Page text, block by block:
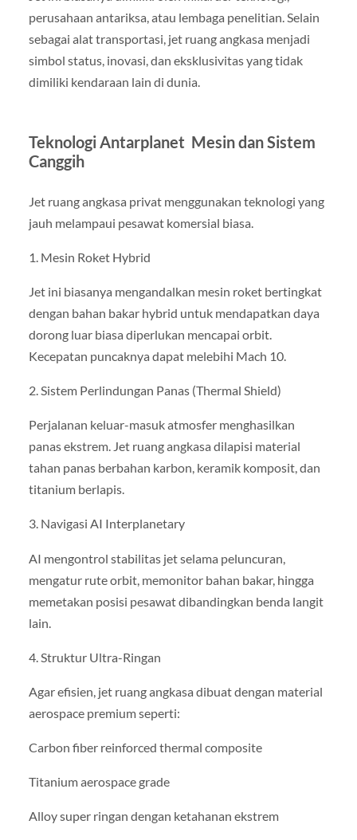
perusahaan antariksa, atau lembaga penelitian. Selain
sebagai alat transportasi, jet ruang angkasa menjadi
simbol status, inovasi, dan eksklusivitas yang tidak
dimiliki kendaraan lain di dunia.
Teknologi Antarplanet Mesin dan Sistem
Canggih
Jet ruang angkasa privat menggunakan teknologi yang
jauh melampaui pesawat komersial biasa.
1. Mesin Roket Hybrid
Jet ini biasanya mengandalkan mesin roket bertingkat
dengan bahan bakar hybrid untuk mendapatkan daya
dorong luar biasa diperlukan mencapai orbit.
Kecepatan puncaknya dapat melebihi Mach 10.
2. Sistem Perlindungan Panas (Thermal Shield)
Perjalanan keluar-masuk atmosfer menghasilkan
panas ekstrem. Jet ruang angkasa dilapisi material
tahan panas berbahan karbon, keramik komposit, dan
titanium berlapis.
3. Navigasi AI Interplanetary
AI mengontrol stabilitas jet selama peluncuran,
mengatur rute orbit, memonitor bahan bakar, hingga
memetakan posisi pesawat dibandingkan benda langit
lain.
4. Struktur Ultra-Ringan
Agar efisien, jet ruang angkasa dibuat dengan material
aerospace premium seperti:
Carbon fiber reinforced thermal composite
Titanium aerospace grade
Alloy super ringan dengan ketahanan ekstrem